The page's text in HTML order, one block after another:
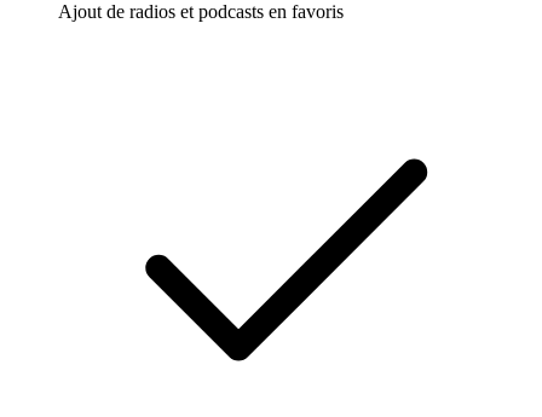
Ajout de radios et podcasts en favoris